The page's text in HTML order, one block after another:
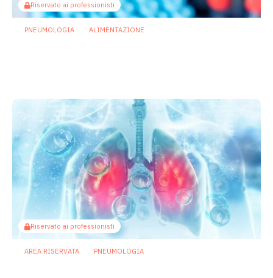
Riservato ai professionisti
PNEUMOLOGIA ALIMENTAZIONE
Riservato ai professionisti
AREA RISERVATA PNEUMOLOGIA